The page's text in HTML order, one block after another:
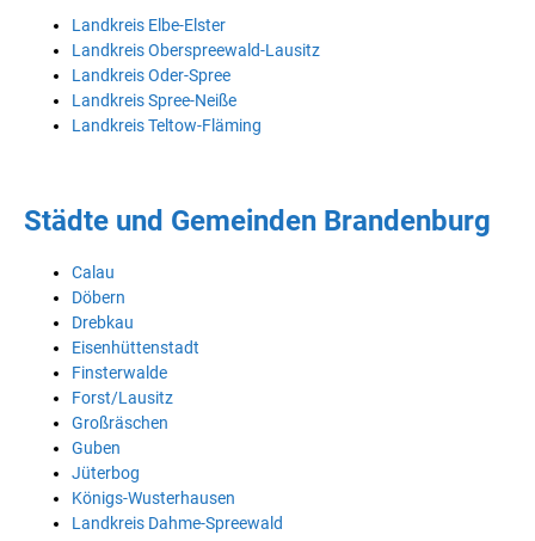
Landkreis Elbe-Elster
Landkreis Oberspreewald-Lausitz
Landkreis Oder-Spree
Landkreis Spree-Neiße
Landkreis Teltow-Fläming
Städte und Gemeinden Brandenburg
Calau
Döbern
Drebkau
Eisenhüttenstadt
Finsterwalde
Forst/Lausitz
Großräschen
Guben
Jüterbog
Königs-Wusterhausen
Landkreis Dahme-Spreewald